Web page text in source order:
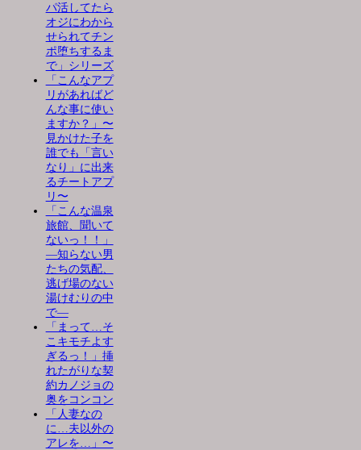
パ活してたら
オジにわから
せられてチン
ポ堕ちするま
で」シリーズ
「こんなアプ
リがあればど
んな事に使い
ますか？」〜
見かけた子を
誰でも「言い
なり」に出来
るチートアプ
リ〜
「こんな温泉
旅館、聞いて
ないっ！！」
―知らない男
たちの気配、
逃げ場のない
湯けむりの中
で―
「まって…そ
こキモチよす
ぎるっ！」挿
れたがりな契
約カノジョの
奥をコンコン
「人妻なの
に…夫以外の
アレを…」〜